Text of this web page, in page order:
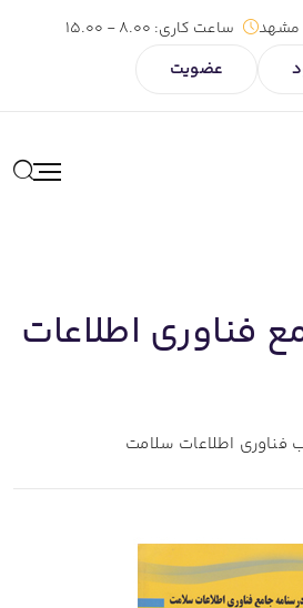
مشهد ساعت کاری:
عضویت
فناوری اطلاعات
فناوری اطلاعات سلامت